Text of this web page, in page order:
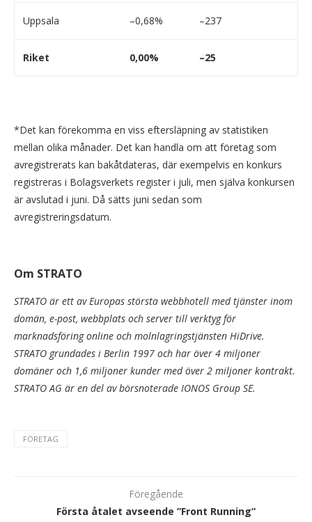
Uppsala –0,68% –237
Riket 0,00% –25
*Det kan förekomma en viss eftersläpning av statistiken
mellan olika månader. Det kan handla om att företag som
avregistrerats kan bakåtdateras, där exempelvis en konkurs
registreras i Bolagsverkets register i juli, men själva konkursen
är avslutad i juni. Då sätts juni sedan som
avregistreringsdatum.
Om STRATO
STRATO är ett av Europas största webbhotell med tjänster inom
domän, e-post, webbplats och server till verktyg för
marknadsföring online och molnlagringstjänsten HiDrive.
STRATO grundades i Berlin 1997 och har över 4 miljoner
domäner och 1,6 miljoner kunder med över 2 miljoner kontrakt.
STRATO AG är en del av börsnoterade IONOS Group SE.
FÖRETAG
Föregående
Första åtalet avseende ”Front Running”